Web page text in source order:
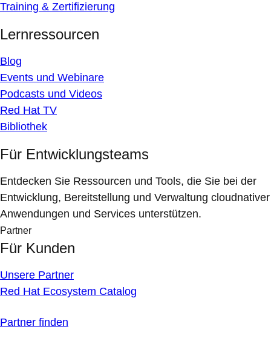
Training & Zertifizierung
Lernressourcen
Blog
Events und Webinare
Podcasts und Videos
Red Hat TV
Bibliothek
Für Entwicklungsteams
Entdecken Sie Ressourcen und Tools, die Sie bei der
Entwicklung, Bereitstellung und Verwaltung cloudnativer
Anwendungen und Services unterstützen.
Partner
Für Kunden
Unsere Partner
Red Hat Ecosystem Catalog
Partner finden